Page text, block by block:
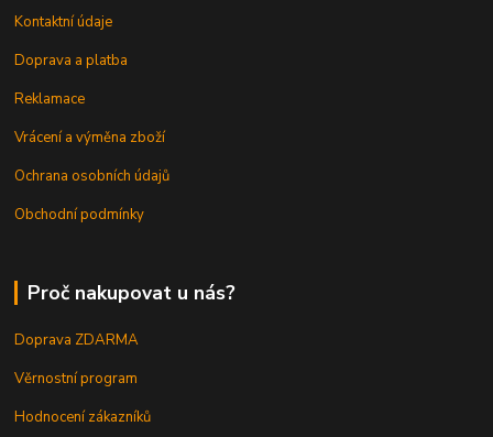
Kontaktní údaje
Doprava a platba
Reklamace
Vrácení a výměna zboží
Ochrana osobních údajů
Obchodní podmínky
Proč nakupovat u nás?
Doprava ZDARMA
Věrnostní program
Hodnocení zákazníků